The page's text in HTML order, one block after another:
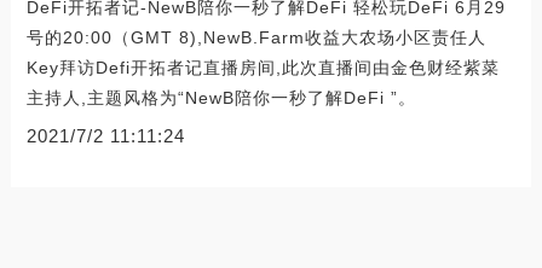
DeFi开拓者记-NewB陪你一秒了解DeFi 轻松玩DeFi 6月29
号的20:00（GMT 8),NewB.Farm收益大农场小区责任人
Key拜访Defi开拓者记直播房间,此次直播间由金色财经紫菜
主持人,主题风格为“NewB陪你一秒了解DeFi ”。
2021/7/2 11:11:24